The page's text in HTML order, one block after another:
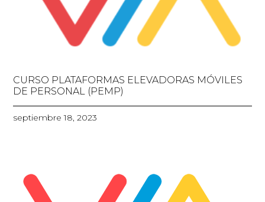
CURSO PLATAFORMAS ELEVADORAS MÓVILES
DE PERSONAL (PEMP)
septiembre 18, 2023